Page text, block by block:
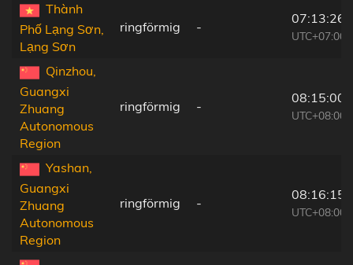
Thành
Phố Lạng Sơn,
Lạng Sơn
ringförmig -
07:13:26
UTC+07:00
Qinzhou,
Guangxi
Zhuang
Autonomous
Region
ringförmig -
08:15:00
UTC+08:00
Yashan,
Guangxi
Zhuang
Autonomous
Region
ringförmig -
08:16:15
UTC+08:00